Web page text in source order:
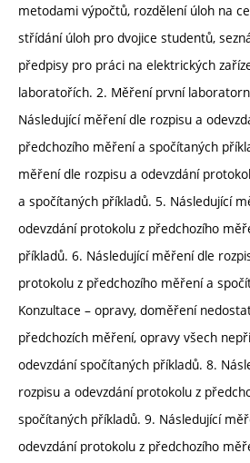
metodami výpočtů, rozdělení úloh na
střídání úloh pro dvojice studentů,
předpisy pro práci na elektrických
laboratořích. 2. Měření první
Následující měření dle rozpisu a
předchozího měření a spočítaných
měření dle rozpisu a odevzdání
a spočítaných příkladů. 5. Následující
odevzdání protokolu z předchozího
příkladů. 6. Následující měření dle
protokolu z předchozího měření a
Konzultace – opravy, doměření
předchozích měření, opravy všech
odevzdání spočítaných příkladů. 8.
rozpisu a odevzdání protokolu z
spočítaných příkladů. 9. Následující
odevzdání protokolu z předchozího